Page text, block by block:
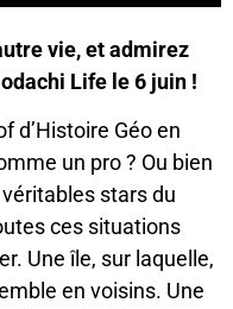
vie, et admirez
Life le 6 juin !
d’Histoire Géo en
un pro ? Ou bien
stars du
ces situations
Une île, sur laquelle,
en voisins. Une